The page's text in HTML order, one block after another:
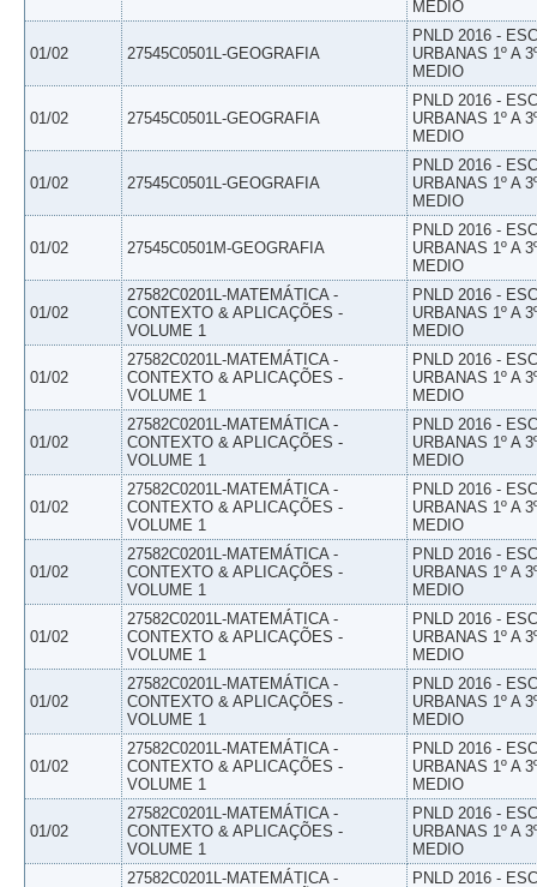
MEDIO
01/02 27545C0501L-GEOGRAFIA
PNLD 2016 -
URBANAS 1º A
MEDIO
01/02 27545C0501L-GEOGRAFIA
PNLD 2016 -
URBANAS 1º A
MEDIO
01/02 27545C0501L-GEOGRAFIA
PNLD 2016 -
URBANAS 1º A
MEDIO
01/02 27545C0501M-GEOGRAFIA
PNLD 2016 -
URBANAS 1º A
MEDIO
01/02
27582C0201L-MATEMÁTICA -
CONTEXTO & APLICAÇÕES -
VOLUME 1
PNLD 2016 -
URBANAS 1º A
MEDIO
01/02
27582C0201L-MATEMÁTICA -
CONTEXTO & APLICAÇÕES -
VOLUME 1
PNLD 2016 -
URBANAS 1º A
MEDIO
01/02
27582C0201L-MATEMÁTICA -
CONTEXTO & APLICAÇÕES -
VOLUME 1
PNLD 2016 -
URBANAS 1º A
MEDIO
01/02
27582C0201L-MATEMÁTICA -
CONTEXTO & APLICAÇÕES -
VOLUME 1
PNLD 2016 -
URBANAS 1º A
MEDIO
01/02
27582C0201L-MATEMÁTICA -
CONTEXTO & APLICAÇÕES -
VOLUME 1
PNLD 2016 -
URBANAS 1º A
MEDIO
01/02
27582C0201L-MATEMÁTICA -
CONTEXTO & APLICAÇÕES -
VOLUME 1
PNLD 2016 -
URBANAS 1º A
MEDIO
01/02
27582C0201L-MATEMÁTICA -
CONTEXTO & APLICAÇÕES -
VOLUME 1
PNLD 2016 -
URBANAS 1º A
MEDIO
01/02
27582C0201L-MATEMÁTICA -
CONTEXTO & APLICAÇÕES -
VOLUME 1
PNLD 2016 -
URBANAS 1º A
MEDIO
01/02
27582C0201L-MATEMÁTICA -
CONTEXTO & APLICAÇÕES -
VOLUME 1
PNLD 2016 -
URBANAS 1º A
MEDIO
27582C0201L-MATEMÁTICA -
PNLD 2016 -